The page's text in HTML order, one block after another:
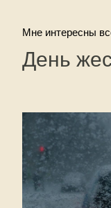
Мне интересны
День